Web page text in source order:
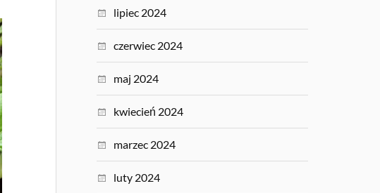
lipiec 2024
czerwiec 2024
maj 2024
kwiecień 2024
marzec 2024
luty 2024